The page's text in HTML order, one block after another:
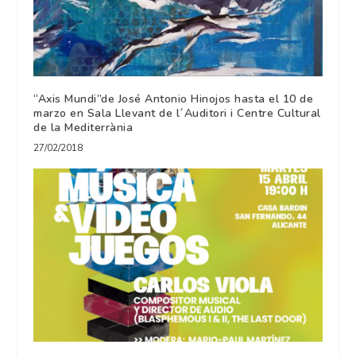
“Axis Mundi”de José Antonio Hinojos hasta el 10 de
marzo en Sala Llevant de l´Auditori i Centre Cultural
de la Mediterrània
27/02/2018